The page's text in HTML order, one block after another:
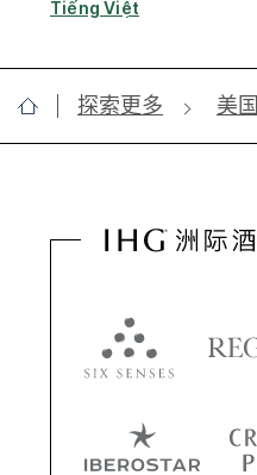
Tiếng Việt
探索更多 美国